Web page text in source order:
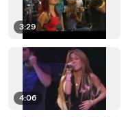
3:29
4:06